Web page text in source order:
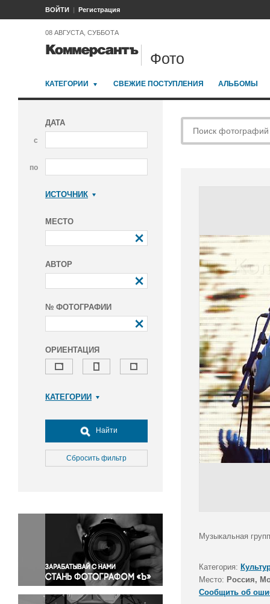
ВОЙТИ Регистрация
08 АВГУСТА, СУББОТА
Фото
КАТЕГОРИИ СВЕЖИЕ ПОСТУПЛЕНИЯ АЛЬБОМЫ
ДАТА
с
по
ИСТОЧНИК
МЕСТО
АВТОР
№ ФОТОГРАФИИ
ОРИЕНТАЦИЯ
КАТЕГОРИИ
Досуг, туризм и отдых
Культура
Медицина
Окружающая среда
Политика
Правосудие
Происшествия и конфликты
Религия
Светская жизнь
Найти
Сбросить фильтр
Музыкальная
Категория:
Место: Россия,
Сообщить об